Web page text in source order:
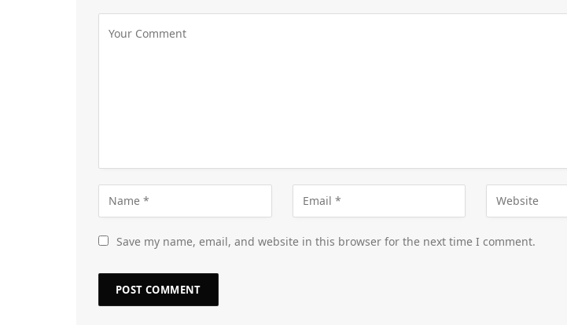
Save my name, email, and website in this browser for the next time I comment.